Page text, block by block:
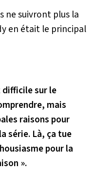
ne suivront plus la
en était le principal
difficile sur le
mais
raisons pour
série. Là, ça tue
pour la
».